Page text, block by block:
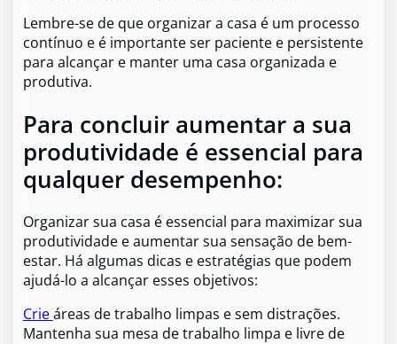
Lembre-se de que organizar a casa é um processo
contínuo e é importante ser paciente e persistente
para alcançar e manter uma casa organizada e
produtiva.
Para concluir aumentar a sua
produtividade é essencial para
qualquer desempenho:
Organizar sua casa é essencial para maximizar sua
produtividade e aumentar sua sensação de bem-
estar. Há algumas dicas e estratégias que podem
ajudá-lo a alcançar esses objetivos:
Crieáreas de trabalho limpas e sem distrações.
Mantenha sua mesa de trabalho limpa e livre de